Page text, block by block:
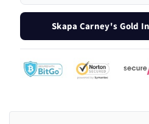
Skapa Carney's Gold